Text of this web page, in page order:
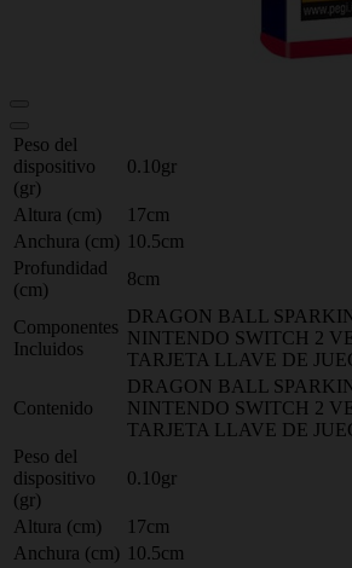
Peso del
dispositivo
(gr)
0.10gr
Altura (cm)
17cm
Anchura (cm) 10.5cm
Profundidad
(cm)
8cm
Componentes
Incluidos
DRAGON BALL
NINTENDO SWITCH 2
TARJETA LLAVE DE
Contenido
DRAGON BALL
NINTENDO SWITCH 2
TARJETA LLAVE DE
Peso del
dispositivo
(gr)
0.10gr
Altura (cm)
17cm
Anchura (cm) 10.5cm